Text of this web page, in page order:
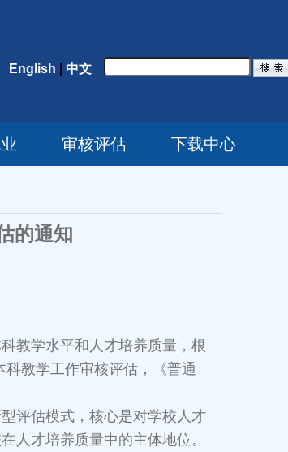
English 中文
审核评估 下载中心
的通知
教学水平和人才培养质量，根
教学工作审核评估，《普通
评估模式，核心是对学校人才
人才培养质量中的主体地位。